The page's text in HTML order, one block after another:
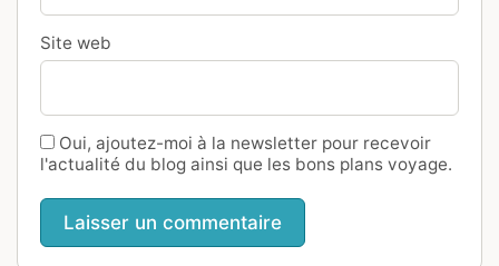
Site web
Oui, ajoutez-moi à la newsletter pour recevoir
l'actualité du blog ainsi que les bons plans voyage.